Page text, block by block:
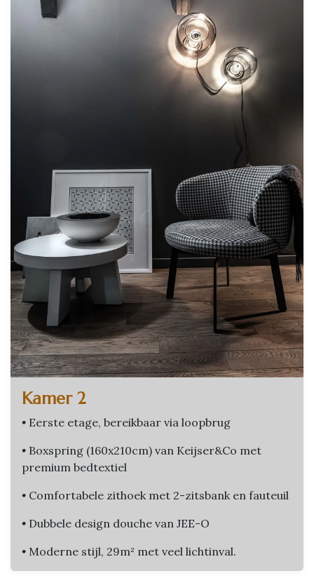
Kamer 2
• Eerste etage, bereikbaar via loopbrug
• Boxspring (160x210cm) van Keijser&Co met
premium bedtextiel
• Comfortabele zithoek met 2-zitsbank en fauteuil
• Dubbele design douche van JEE-O
• Moderne stijl, 29m² met veel lichtinval.